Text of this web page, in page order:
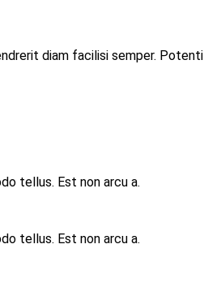
diam facilisi semper. Potenti
tellus. Est non arcu a.
tellus. Est non arcu a.